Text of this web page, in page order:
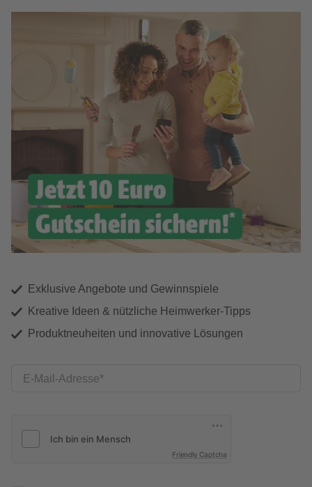
Exklusive Angebote und Gewinnspiele
Kreative Ideen & nützliche Heimwerker-Tipps
Produktneuheiten und innovative Lösungen
E-Mail-Adresse
Friendly Captcha